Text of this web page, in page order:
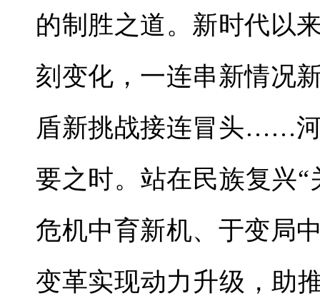
的制胜之道。新时代以
刻变化，一连串新情况
盾新挑战接连冒头……
要之时。站在民族复兴
危机中育新机、于变局
变革实现动力升级，助